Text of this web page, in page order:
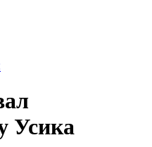
Усика